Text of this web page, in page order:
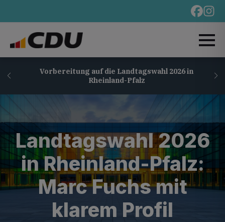
Vorbereitung auf die Landtagswahl 2026 in
Rheinland-Pfalz
Landtagswahl 2026
in Rheinland-Pfalz:
Marc Fuchs mit
klarem Profil